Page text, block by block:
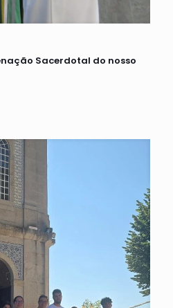
Sacerdotal do nosso